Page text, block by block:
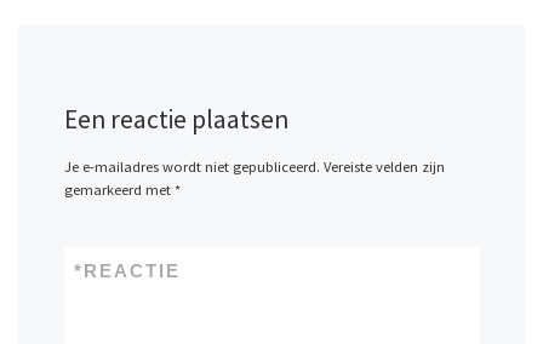
Een reactie plaatsen
Je e-mailadres wordt niet gepubliceerd. Vereiste velden zijn
gemarkeerd met *
REACTIE
*